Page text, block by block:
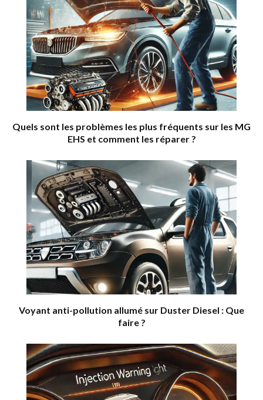
Quels sont les problèmes les plus fréquents sur les MG
EHS et comment les réparer ?
Voyant anti-pollution allumé sur Duster Diesel : Que
faire ?